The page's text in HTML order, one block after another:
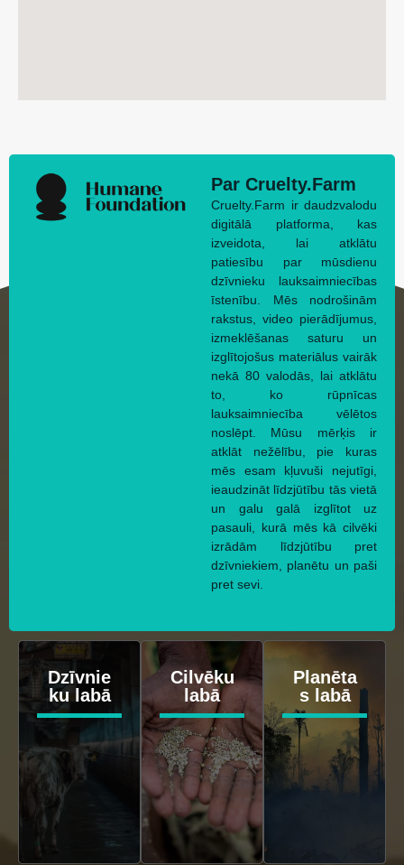
Par Cruelty.Farm
Cruelty.Farm ir daudzvalodu
digitālā platforma, kas
izveidota, lai atklātu
patiesību par mūsdienu
dzīvnieku lauksaimniecības
īstenību. Mēs nodrošinām
rakstus, video pierādījumus,
izmeklēšanas saturu un
izglītojošus materiālus vairāk
nekā 80 valodās, lai atklātu
to, ko rūpnīcas
lauksaimniecība vēlētos
noslēpt. Mūsu mērķis ir
atklāt nežēlību, pie kuras
mēs esam kļuvuši nejutīgi,
ieaudzināt līdzjūtību tās vietā
un galu galā izglītot uz
pasauli, kurā mēs kā cilvēki
izrādām līdzjūtību pret
dzīvniekiem, planētu un paši
pret sevi.
Dzīvnie
ku labā
Cilvēku
labā
Planēta
s labā